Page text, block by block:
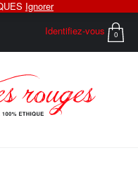
Identifiez-vous 0
Ignorer